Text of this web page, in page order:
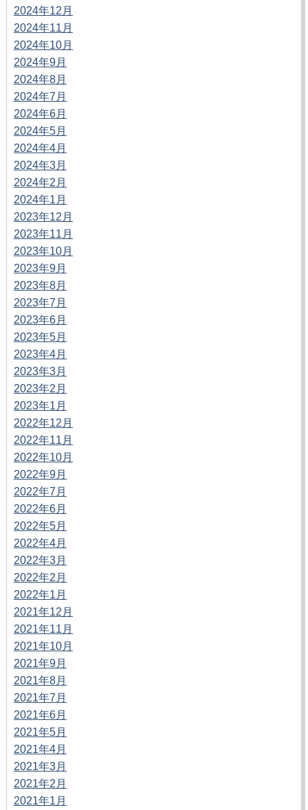
2024年12月
2024年11月
2024年10月
2024年9月
2024年8月
2024年7月
2024年6月
2024年5月
2024年4月
2024年3月
2024年2月
2024年1月
2023年12月
2023年11月
2023年10月
2023年9月
2023年8月
2023年7月
2023年6月
2023年5月
2023年4月
2023年3月
2023年2月
2023年1月
2022年12月
2022年11月
2022年10月
2022年9月
2022年7月
2022年6月
2022年5月
2022年4月
2022年3月
2022年2月
2022年1月
2021年12月
2021年11月
2021年10月
2021年9月
2021年8月
2021年7月
2021年6月
2021年5月
2021年4月
2021年3月
2021年2月
2021年1月